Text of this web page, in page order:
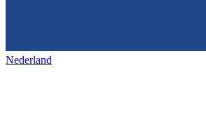
Nederland